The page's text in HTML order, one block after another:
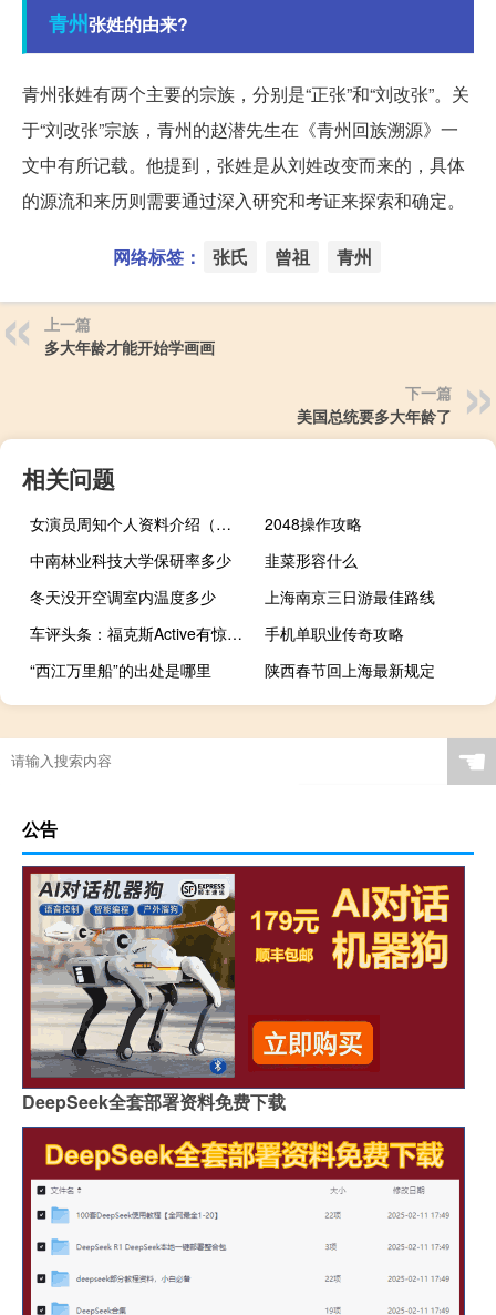
青州张姓的由来?
青州张姓有两个主要的宗族，分别是“正张”和“刘改张”。关
于“刘改张”宗族，青州的赵潜先生在《青州回族溯源》一
文中有所记载。他提到，张姓是从刘姓改变而来的，具体
的源流和来历则需要通过深入研究和考证来探索和确定。
网络标签： 张氏 曾祖 青州
上一篇
多大年龄才能开始学画画
下一篇
美国总统要多大年龄了
相关问题
女演员周知个人资料介绍（女演员周知）
2048操作攻略
中南林业科技大学保研率多少
韭菜形容什么
冬天没开空调室内温度多少
上海南京三日游最佳路线
车评头条：福克斯Active有惊喜 福特四款新车初体验
手机单职业传奇攻略
“西江万里船”的出处是哪里
陕西春节回上海最新规定
☚
公告
DeepSeek全套部署资料免费下载